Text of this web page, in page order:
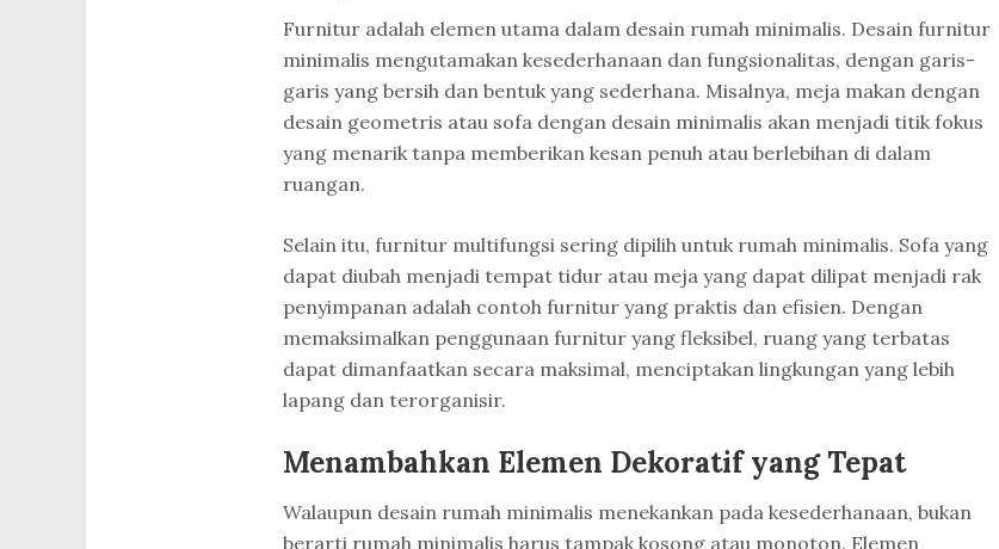
Furnitur adalah elemen utama dalam desain rumah minimalis. Desain furnitur
minimalis mengutamakan kesederhanaan dan fungsionalitas, dengan garis-
garis yang bersih dan bentuk yang sederhana. Misalnya, meja makan dengan
desain geometris atau sofa dengan desain minimalis akan menjadi titik fokus
yang menarik tanpa memberikan kesan penuh atau berlebihan di dalam
ruangan.
Selain itu, furnitur multifungsi sering dipilih untuk rumah minimalis. Sofa yang
dapat diubah menjadi tempat tidur atau meja yang dapat dilipat menjadi rak
penyimpanan adalah contoh furnitur yang praktis dan efisien. Dengan
memaksimalkan penggunaan furnitur yang fleksibel, ruang yang terbatas
dapat dimanfaatkan secara maksimal, menciptakan lingkungan yang lebih
lapang dan terorganisir.
Menambahkan Elemen Dekoratif yang Tepat
Walaupun desain rumah minimalis menekankan pada kesederhanaan, bukan
berarti rumah minimalis harus tampak kosong atau monoton. Elemen